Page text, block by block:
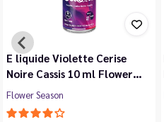
E liquide Violette Cerise
Noire Cassis 10 ml Flower…
Flower Season